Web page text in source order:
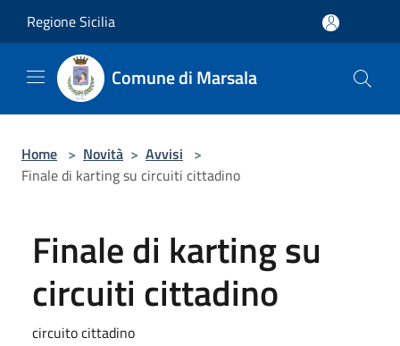
Regione Sicilia
Comune di Marsala
Home > Novità > Avvisi >
Finale di karting su circuiti cittadino
Finale di karting su
circuiti cittadino
circuito cittadino